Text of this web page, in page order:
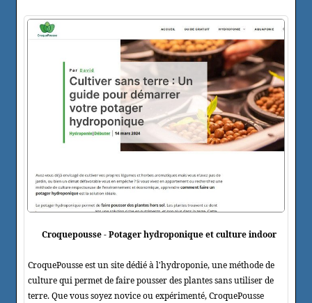
Croquepousse - Potager hydroponique et culture indoor
CroquePousse est un site dédié à l'hydroponie, une méthode de
culture qui permet de faire pousser des plantes sans utiliser de
terre. Que vous soyez novice ou expérimenté, CroquePousse